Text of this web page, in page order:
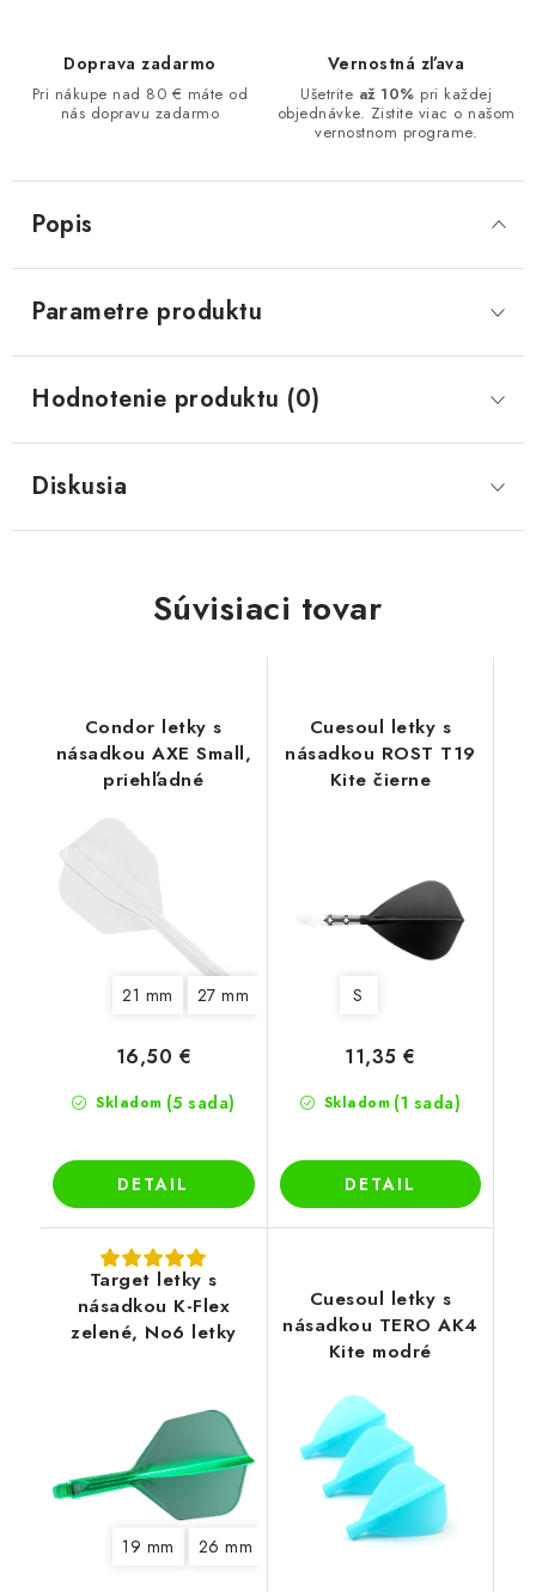
Doprava zadarmo
Pri nákupe nad 80 € máte od
nás dopravu zadarmo
Vernostná zľava
Ušetrite až 10% pri každej
objednávke. Zistite viac o našom
vernostnom programe.
Popis
Parametre produktu
Hodnotenie produktu (0)
Diskusia
Súvisiaci tovar
Condor letky s
násadkou AXE Small,
priehľadné
21 mm 27 mm
Skladom (5 sada)
16,50 €
DETAIL
Cuesoul letky s
násadkou ROST T19
Kite čierne
S
Skladom (1 sada)
11,35 €
DETAIL
Target letky s
násadkou K-Flex
zelené, No6 letky
19 mm 26 mm
Cuesoul letky s
násadkou TERO AK4
Kite modré